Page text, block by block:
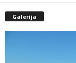
Galerija